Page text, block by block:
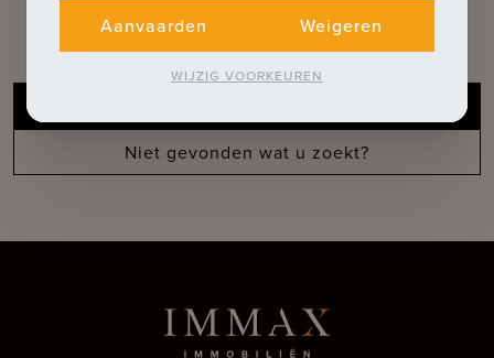
Ontdek onze extra diensten
Niet gevonden wat u zoekt?
Aanvaarden Weigeren
WIJZIG VOORKEUREN